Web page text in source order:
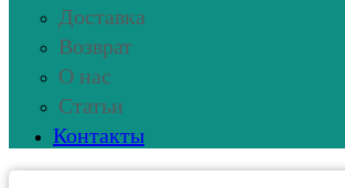
Доставка
Возврат
О нас
Статьи
Контакты